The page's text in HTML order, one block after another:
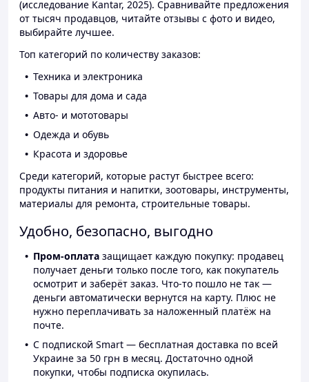
(исследование Kantar, 2025). Сравнивайте предложения
от тысяч продавцов, читайте отзывы с фото и видео,
выбирайте лучшее.
Топ категорий по количеству заказов:
Техника и электроника
Товары для дома и сада
Авто- и мототовары
Одежда и обувь
Красота и здоровье
Среди категорий, которые растут быстрее всего:
продукты питания и напитки, зоотовары, инструменты,
материалы для ремонта, строительные товары.
Удобно, безопасно, выгодно
Пром-оплата защищает каждую покупку: продавец
получает деньги только после того, как покупатель
осмотрит и заберёт заказ. Что-то пошло не так —
деньги автоматически вернутся на карту. Плюс не
нужно переплачивать за наложенный платёж на
почте.
С подпиской Smart — бесплатная доставка по всей
Украине за 50 грн в месяц. Достаточно одной
покупки, чтобы подписка окупилась.